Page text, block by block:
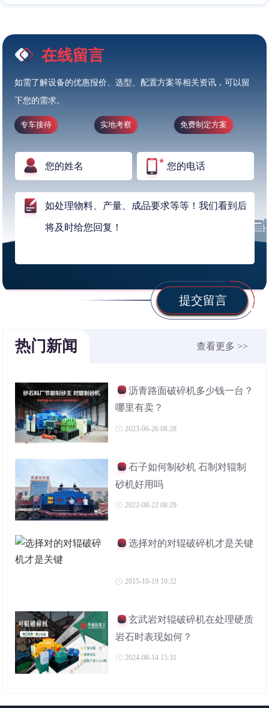
在线留言
如需了解设备的优惠报价、选型、配置方案等相关资讯，可以留
下您的需求。
专车接待 实地考察 免费制定方案
提交留言
热门新闻 查看更多 >>
沥青路面破碎机多少钱一台？
哪里有卖？
2023-06-26 08:28
石子如何制砂机 石制对辊制
砂机好用吗
2022-08-22 08:29
选择对的对辊破碎机才是关键
2015-10-19 10:32
玄武岩对辊破碎机在处理硬质
岩石时表现如何？
2024-08-14 15:31